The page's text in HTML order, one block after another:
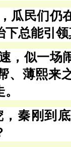
瓜民们仍
总能引
，似一场
、薄熙来
秦刚到